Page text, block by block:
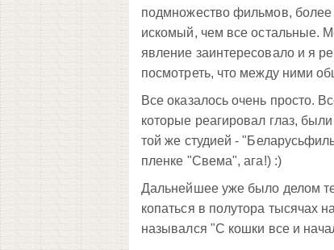
подмножество фильмов, более
искомый, чем все остальные.
явление заинтересовало и я
посмотреть, что между ними
Все оказалось очень просто.
которые реагировал глаз,
той же студией -
пленке "Свема", ага!) :)
Дальнейшее уже было делом
копаться в полутора тысячах
назывался "С кошки все и